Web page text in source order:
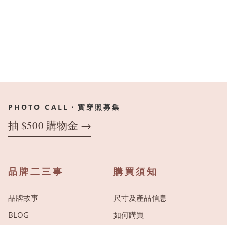
PHOTO CALL・實穿照募集
抽 $500 購物金 →
品牌二三事
品牌故事
BLOG
購買須知
尺寸及產品信息
如何購買